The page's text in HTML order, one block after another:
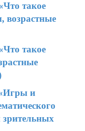
такое
возрастные
такое
и
зрительных